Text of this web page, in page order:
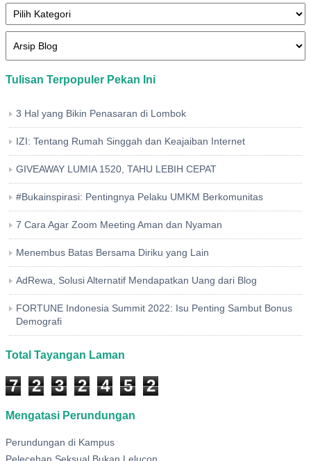
Tulisan Terpopuler Pekan Ini
3 Hal yang Bikin Penasaran di Lombok
IZI: Tentang Rumah Singgah dan Keajaiban Internet
GIVEAWAY LUMIA 1520, TAHU LEBIH CEPAT
#Bukainspirasi: Pentingnya Pelaku UMKM Berkomunitas
7 Cara Agar Zoom Meeting Aman dan Nyaman
Menembus Batas Bersama Diriku yang Lain
AdRewa, Solusi Alternatif Mendapatkan Uang dari Blog
FORTUNE Indonesia Summit 2022: Isu Penting Sambut Bonus
Demografi
Total Tayangan Laman
7 2 3 2 4 5 2
Mengatasi Perundungan
Perundungan di Kampus